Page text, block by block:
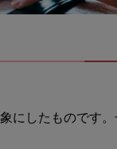
にしたものです